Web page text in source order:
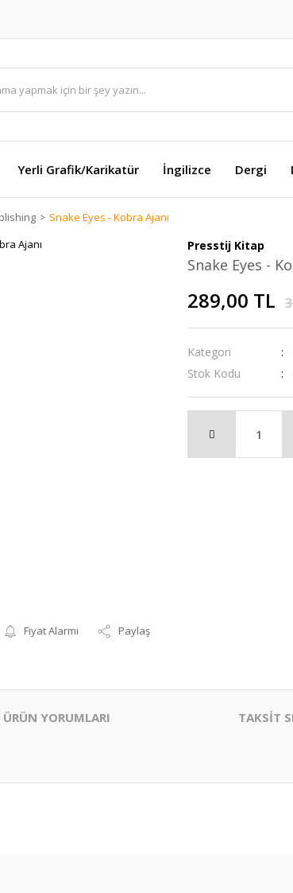
Yerli Grafik/Karikatür İngilizce Dergi
Snake Eyes - Kobra Ajanı
Fiyat Alarmı Paylaş
Presstij Kitap
Snake Eyes -
289,00 TL
Kategori
Stok Kodu
ÜRÜN YORUMLARI TAKSİT